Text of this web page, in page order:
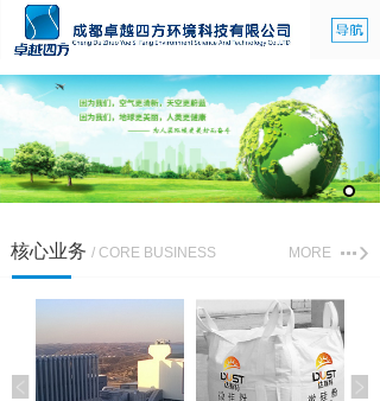
核心业务 / CORE BUSINESS MORE